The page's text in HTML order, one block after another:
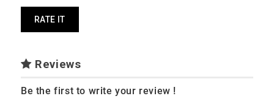
RATE IT
Reviews
Be the first to write your review !